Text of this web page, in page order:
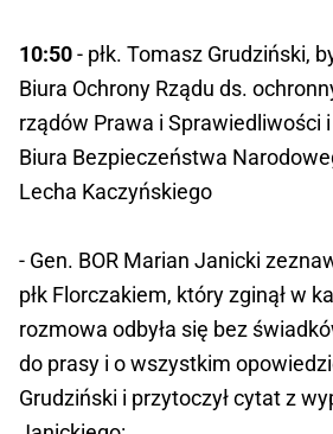
10:50- płk. Tomasz Grudziński,
Biura Ochrony Rządu ds.
rządów Prawa i Sprawiedliwości
Biura Bezpieczeństwa
Lecha Kaczyńskiego
- Gen. BOR Marian Janicki
płk Florczakiem, który zginął w
rozmowa odbyła się bez
do prasy i o wszystkim
Grudziński i przytoczył cytat z